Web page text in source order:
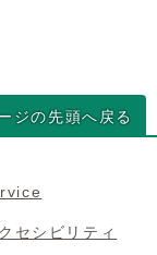
ジの先頭へ戻る
セシビリティ